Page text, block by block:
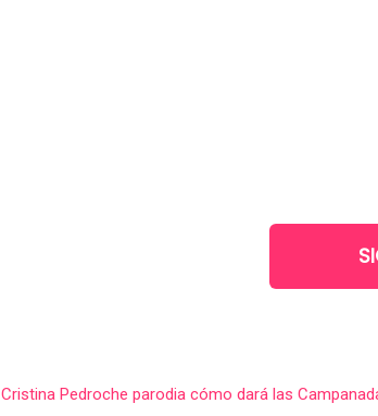
Cristina Pedroche parodia cómo dará las